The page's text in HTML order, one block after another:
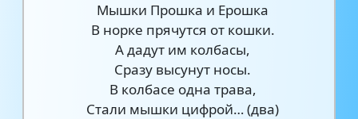
Мышки Прошка и Ерошка
В норке прячутся от кошки.
А дадут им колбасы,
Сразу высунут носы.
В колбасе одна трава,
Стали мышки цифрой… (два)